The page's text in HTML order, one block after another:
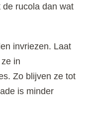
rucola dan wat
invriezen. Laat
in
Zo blijven ze tot
is minder